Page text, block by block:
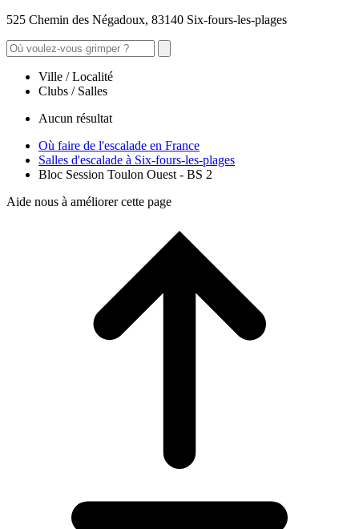
525 Chemin des Négadoux, 83140 Six-fours-les-plages
Ville / Localité
Clubs / Salles
Aucun résultat
Où faire de l'escalade en France
Salles d'escalade à Six-fours-les-plages
Bloc Session Toulon Ouest - BS 2
Aide nous à améliorer cette page